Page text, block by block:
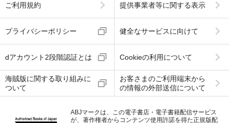
ご利用規約 提供事業者等に関する表示
プライバシーポリシー 健全なサービスに向けて
dアカウント2段階認証とは Cookieの利用について
海賊版に関する取り組みに
ついて
お客さまのご利用端末から
の情報の外部送信について
ABJマークは、この電子書店・電子書籍配信サービス
が、著作権者からコンテンツ使用許諾を得た正規版配